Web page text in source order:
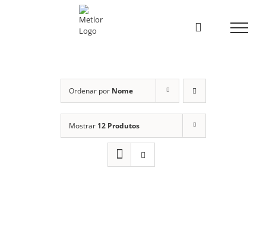
Ordenar por Nome
Mostrar 12 Produtos